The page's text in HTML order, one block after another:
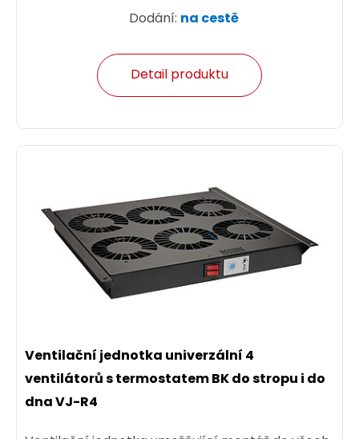
Dodání: na cestě
Detail produktu
Ventilační jednotka univerzální 4
ventilátorů s termostatem BK do stropu i do
dna VJ-R4